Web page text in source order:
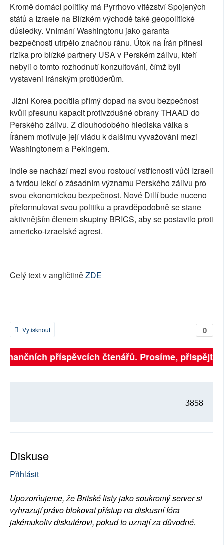
Kromě domácí politiky má Pyrrhovo vítězství Spojených
států a Izraele na Blízkém východě také geopolitické
důsledky. Vnímání Washingtonu jako garanta
bezpečnosti utrpělo značnou ránu. Útok na Írán přinesl
rizika pro blízké partnery USA v Perském zálivu, kteří
nebyli o tomto rozhodnutí konzultováni, čímž byli
vystaveni íránským protiúderům.
Jižní Korea pocítila přímý dopad na svou bezpečnost
kvůli přesunu kapacit protivzdušné obrany THAAD do
Perského zálivu. Z dlouhodobého hlediska válka s
Íránem motivuje její vládu k dalšímu vyvažování mezi
Washingtonem a Pekingem.
Indie se nachází mezi svou rostoucí vstřícností vůči Izraeli
a tvrdou lekcí o zásadním významu Perského zálivu pro
svou ekonomickou bezpečnost. Nové Dillí bude nuceno
přeformulovat svou politiku a pravděpodobně se stane
aktivnějším členem skupiny BRICS, aby se postavilo proti
americko-izraelské agresi.
Celý text v angličtiněZDE
0
Vytisknout
příspěvcích čtenářů. Prosíme, přispějte. ➥
3858
Diskuse
Přihlásit
Upozorňujeme, že Britské listy jako soukromý server si
vyhrazují právo blokovat přístup na diskusní fóra
jakémukoliv diskutérovi, pokud to uznají za důvodné.